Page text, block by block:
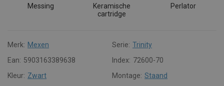
Messing
Keramische
cartridge
Perlator
Merk: Mexen Serie: Trinity
Ean: 5903163389638 Index: 72600-70
Kleur: Zwart Montage: Staand